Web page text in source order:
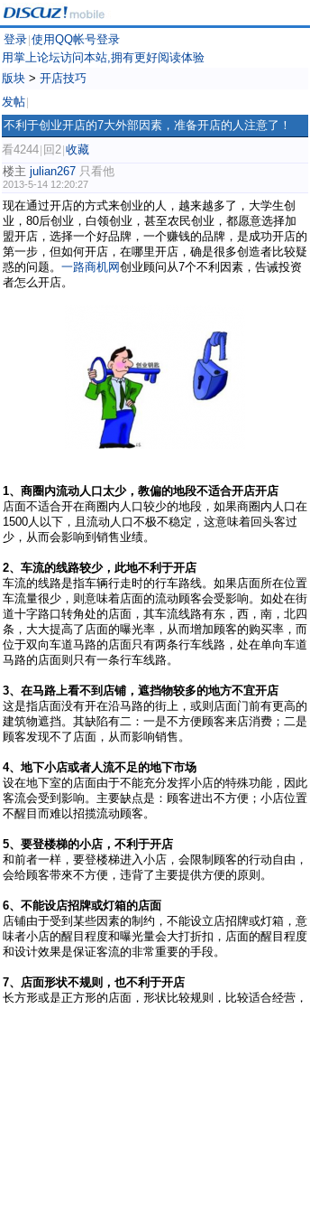
登录 使用QQ帐号登录
用掌上论坛访问本站,拥有更好阅读体验
版块 > 开店技巧
发帖
不利于创业开店的7大外部因素，准备开店的人注意了！
看4244 回2 收藏
楼主 julian267 只看他
2013-5-14 12:20:27
现在通过开店的方式来创业的人，越来越多了，大学生创
业，80后创业，白领创业，甚至农民创业，都愿意选择加
盟开店，选择一个好品牌，一个赚钱的品牌，是成功开店的
第一步，但如何开店，在哪里开店，确是很多创造者比较疑
惑的问题。 一路商机网创业顾问从7个不利因素，告诫投资
者怎么开店。
1、商圈内流动人口太少，教偏的地段不适合开店开店
店面不适合开在商圈内人口较少的地段，如果商圈内人口在
1500人以下，且流动人口不极不稳定，这意味着回头客过
少，从而会影响到销售业绩。
2、车流的线路较少，此地不利于开店
车流的线路是指车辆行走时的行车路线。如果店面所在位置
车流量很少，则意味着店面的流动顾客会受影响。如处在街
道十字路口转角处的店面，其车流线路有东，西，南，北四
条，大大提高了店面的曝光率，从而增加顾客的购买率，而
位于双向车道马路的店面只有两条行车线路，处在单向车道
马路的店面则只有一条行车线路。
3、在马路上看不到店铺，遮挡物较多的地方不宜开店
这是指店面没有开在沿马路的街上，或则店面门前有更高的
建筑物遮挡。其缺陷有二：一是不方便顾客来店消费；二是
顾客发现不了店面，从而影响销售。
4、地下小店或者人流不足的地下市场
设在地下室的店面由于不能充分发挥小店的特殊功能，因此
客流会受到影响。主要缺点是：顾客进出不方便；小店位置
不醒目而难以招揽流动顾客。
5、要登楼梯的小店，不利于开店
和前者一样，要登楼梯进入小店，会限制顾客的行动自由，
会给顾客带來不方便，违背了主要提供方便的原则。
6、不能设店招牌或灯箱的店面
店铺由于受到某些因素的制约，不能设立店招牌或灯箱，意
味者小店的醒目程度和曝光量会大打折扣，店面的醒目程度
和设计效果是保证客流的非常重要的手段。
7、店面形状不规则，也不利于开店
长方形或是正方形的店面，形状比较规则，比较适合经营，